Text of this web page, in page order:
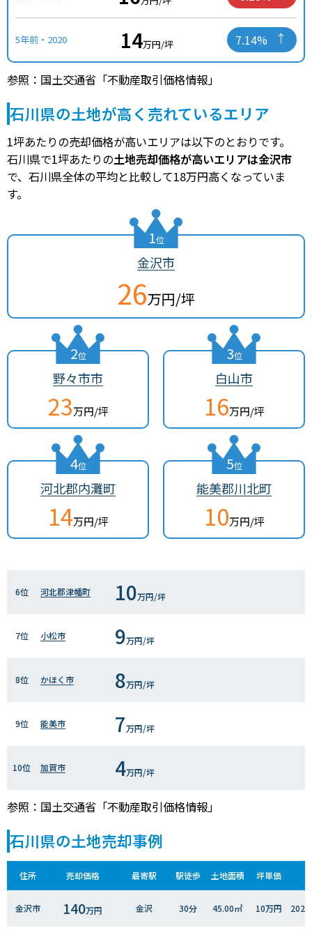
5年前・2020 14万円/坪 7.14%
参照：国土交通省「不動産取引価格情報」
石川県の土地が高く売れているエリア
1坪あたりの売却価格が高いエリアは以下のとおりです。
石川県で1坪あたりの土地売却価格が高いエリアは金沢市
で、石川県全体の平均と比較して18万円高くなっていま
す。
1位
金沢市
26万円/坪
2位
野々市市
23万円/坪
3位
白山市
16万円/坪
4位
河北郡内灘町
14万円/坪
5位
能美郡川北町
10万円/坪
6位 河北郡津幡町 10万円/坪
7位 小松市 9万円/坪
8位 かほく市 8万円/坪
9位 能美市 7万円/坪
10位 加賀市 4万円/坪
参照：国土交通省「不動産取引価格情報」
石川県の土地売却事例
住所 売却価格 最寄駅 駅徒歩 土地面積 坪単価
金沢市 140万円 金沢 30分 45.00㎡ 10万円 2025